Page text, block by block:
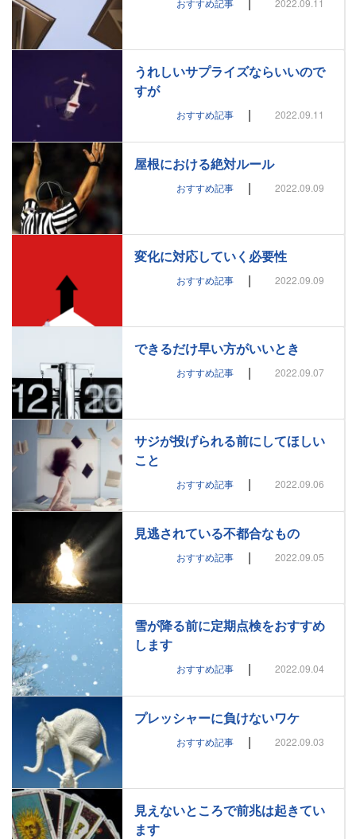
おすすめ記事 2022.09.11
うれしいサプライズならいいので
すが
おすすめ記事 | 2022.09.11
屋根における絶対ルール
おすすめ記事 | 2022.09.09
変化に対応していく必要性
おすすめ記事 | 2022.09.09
できるだけ早い方がいいとき
おすすめ記事 | 2022.09.07
サジが投げられる前にしてほしい
こと
おすすめ記事 | 2022.09.06
見逃されている不都合なもの
おすすめ記事 | 2022.09.05
雪が降る前に定期点検をおすすめ
します
おすすめ記事 | 2022.09.04
プレッシャーに負けないワケ
おすすめ記事 | 2022.09.03
見えないところで前兆は起きてい
ます